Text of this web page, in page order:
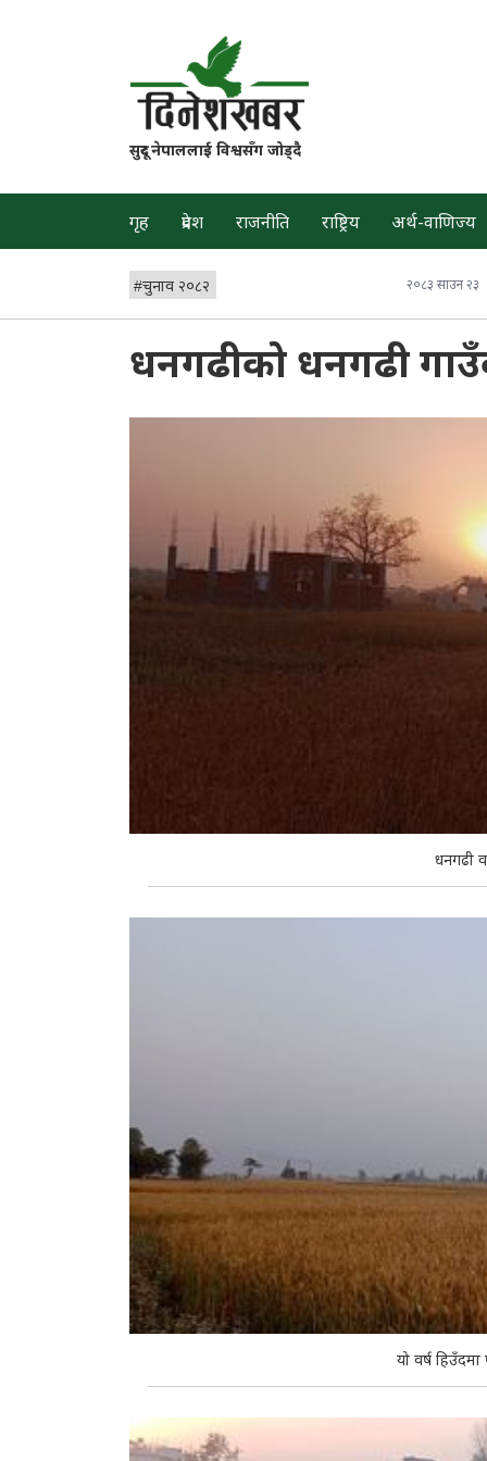
सुदूर नेपाललाई विश्वसँग जोड्दै
गृह प्रदेश राजनीति राष्ट्रिय अर्थ-वाणिज्य
#चुनाव २०८२ २०८३ साउन २३
धनगढीको धनगढी
धनगढी
यो वर्ष